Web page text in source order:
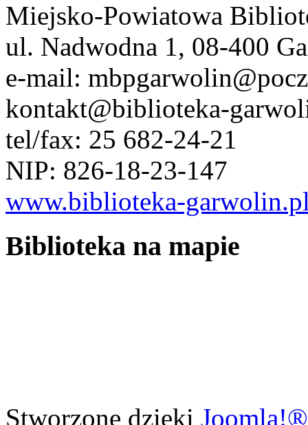
Miejsko-Powiatowa
ul. Nadwodna 1, 08-400
e-mail:
kontakt@biblioteka-
tel/fax: 25 682-24-21
NIP: 826-18-23-147
www.biblioteka-
Biblioteka na mapie
Stworzone dzięki Joomla!®